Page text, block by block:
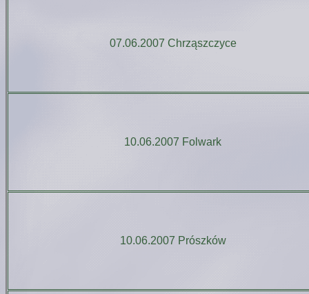
07.06.2007 Chrząszczyce
10.06.2007 Folwark
10.06.2007 Prószków